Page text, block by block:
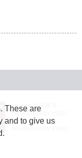
JASRAC許諾番号：
9024936001Y45037
JASRAC許諾番号：
These are
and to give us